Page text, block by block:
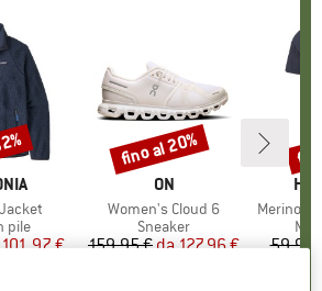
prodotti
pile
ridotto
101,97 €
MARCHIO
ON
Articolo
Women's Cloud 6
Gruppo di prodotti
Sneaker
Prezzo
159,95 € Prezzo ridotto
da 127,96 €
Sconto
fino al 20%
Articolo
MerinoMix150
59,95